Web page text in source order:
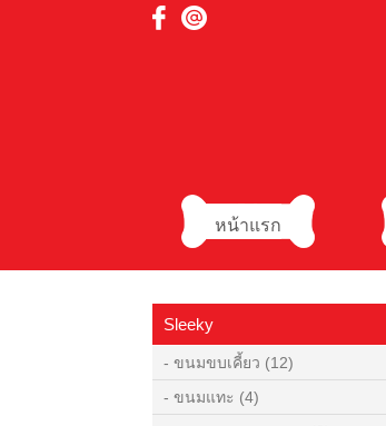
หน้าแรก
Sleeky
- ขนมขบเคี้ยว (12)
- ขนมแทะ (4)